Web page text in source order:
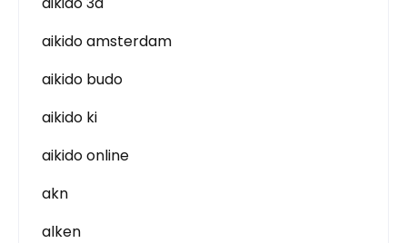
aikido amsterdam
aikido budo
aikido ki
aikido online
akn
alken